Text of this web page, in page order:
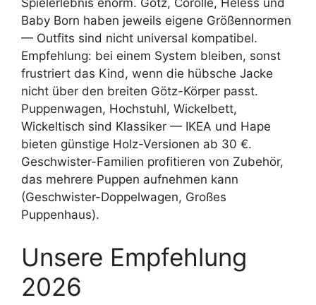
Spielerlebnis enorm. Götz, Corolle, Heless und
Baby Born haben jeweils eigene Größennormen
— Outfits sind nicht universal kompatibel.
Empfehlung: bei einem System bleiben, sonst
frustriert das Kind, wenn die hübsche Jacke
nicht über den breiten Götz-Körper passt.
Puppenwagen, Hochstuhl, Wickelbett,
Wickeltisch sind Klassiker — IKEA und Hape
bieten günstige Holz-Versionen ab 30 €.
Geschwister-Familien profitieren von Zubehör,
das mehrere Puppen aufnehmen kann
(Geschwister-Doppelwagen, Großes
Puppenhaus).
Unsere Empfehlung
2026